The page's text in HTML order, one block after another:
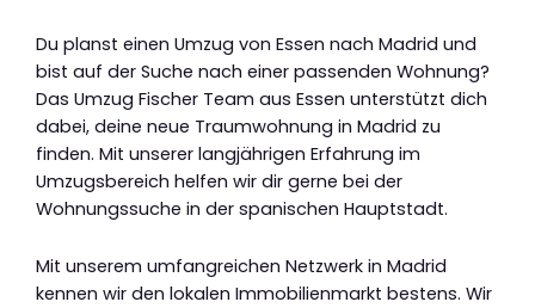
Du planst einen Umzug von Essen nach Madrid und
bist auf der Suche nach einer passenden Wohnung?
Das Umzug Fischer Team aus Essen unterstützt dich
dabei, deine neue Traumwohnung in Madrid zu
finden. Mit unserer langjährigen Erfahrung im
Umzugsbereich helfen wir dir gerne bei der
Wohnungssuche in der spanischen Hauptstadt.
Mit unserem umfangreichen Netzwerk in Madrid
kennen wir den lokalen Immobilienmarkt bestens. Wir